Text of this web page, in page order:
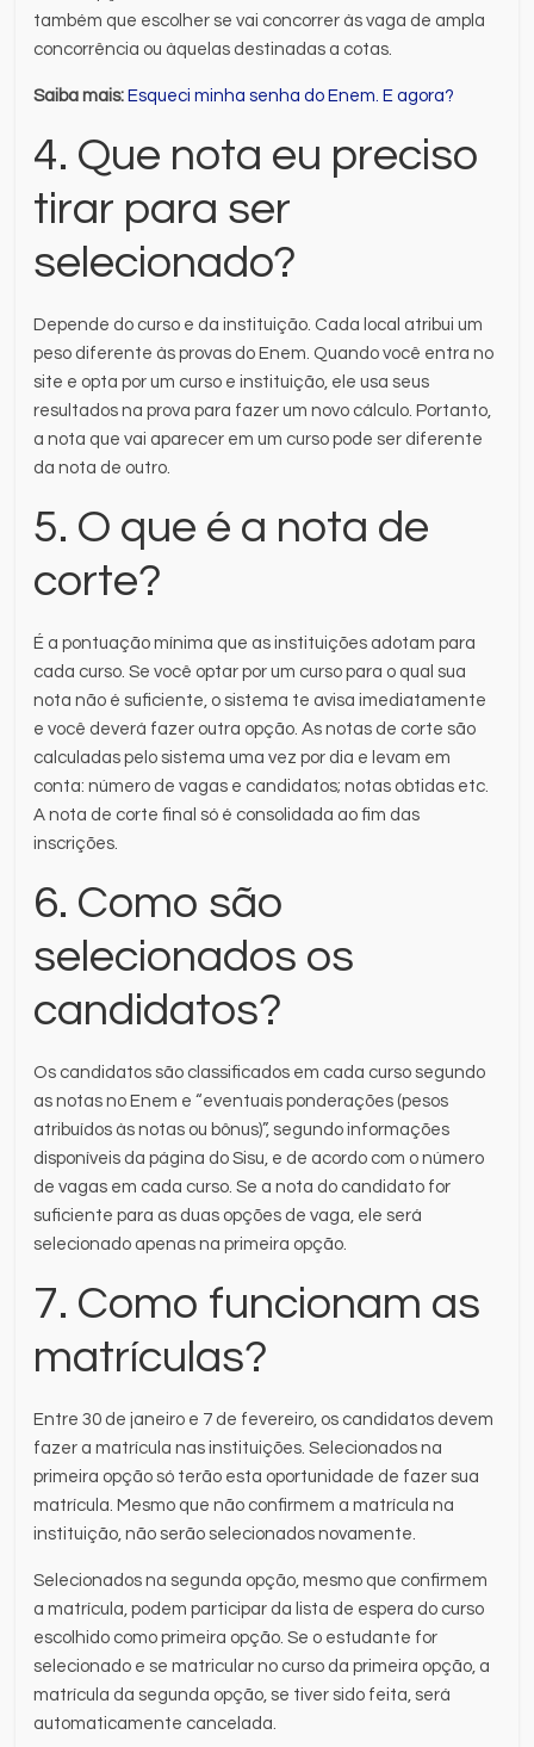
também que escolher se vai concorrer às vaga de ampla
concorrência ou àquelas destinadas a cotas.
Saiba mais: Esqueci minha senha do Enem. E agora?
4. Que nota eu preciso
tirar para ser
selecionado?
Depende do curso e da instituição. Cada local atribui um
peso diferente às provas do Enem. Quando você entra no
site e opta por um curso e instituição, ele usa seus
resultados na prova para fazer um novo cálculo. Portanto,
a nota que vai aparecer em um curso pode ser diferente
da nota de outro.
5. O que é a nota de
corte?
É a pontuação mínima que as instituições adotam para
cada curso. Se você optar por um curso para o qual sua
nota não é suficiente, o sistema te avisa imediatamente
e você deverá fazer outra opção. As notas de corte são
calculadas pelo sistema uma vez por dia e levam em
conta: número de vagas e candidatos; notas obtidas etc.
A nota de corte final só é consolidada ao fim das
inscrições.
6. Como são
selecionados os
candidatos?
Os candidatos são classificados em cada curso segundo
as notas no Enem e “eventuais ponderações (pesos
atribuídos às notas ou bônus)”, segundo informações
disponíveis da página do Sisu, e de acordo com o número
de vagas em cada curso. Se a nota do candidato for
suficiente para as duas opções de vaga, ele será
selecionado apenas na primeira opção.
7. Como funcionam as
matrículas?
Entre 30 de janeiro e 7 de fevereiro, os candidatos devem
fazer a matrícula nas instituições. Selecionados na
primeira opção só terão esta oportunidade de fazer sua
matrícula. Mesmo que não confirmem a matrícula na
instituição, não serão selecionados novamente.
Selecionados na segunda opção, mesmo que confirmem
a matrícula, podem participar da lista de espera do curso
escolhido como primeira opção. Se o estudante for
selecionado e se matricular no curso da primeira opção, a
matrícula da segunda opção, se tiver sido feita, será
automaticamente cancelada.